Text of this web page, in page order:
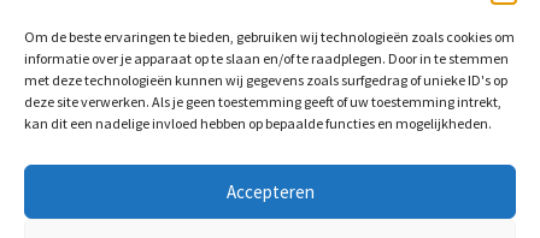
Om de beste ervaringen te bieden, gebruiken wij technologieën zoals cookies om
informatie over je apparaat op te slaan en/of te raadplegen. Door in te stemmen
met deze technologieën kunnen wij gegevens zoals surfgedrag of unieke ID's op
deze site verwerken. Als je geen toestemming geeft of uw toestemming intrekt,
kan dit een nadelige invloed hebben op bepaalde functies en mogelijkheden.
Accepteren
BrightLocks BV
Arnhemsestraat 58a
6971 AS Brummen